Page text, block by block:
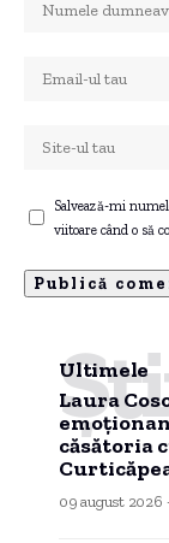
Salvează-mi
viitoare când o să
Ultimele
Laura
căsătoria
despre
fetițe
09 august 2026